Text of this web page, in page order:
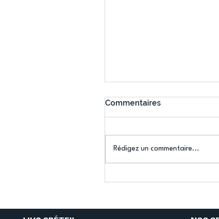
Commentaires
Rédigez un commentaire...